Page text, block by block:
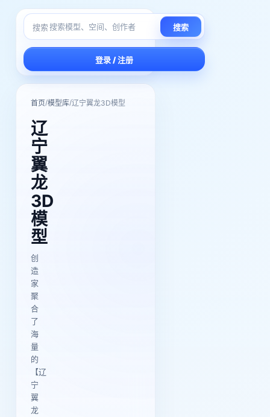
搜索 搜索
登录 / 注册
首页/模型库/辽宁翼龙3D模型
辽
宁
翼
龙
3D
模
型
创
造
家
聚
合
了
海
量
的
【辽
宁
翼
龙